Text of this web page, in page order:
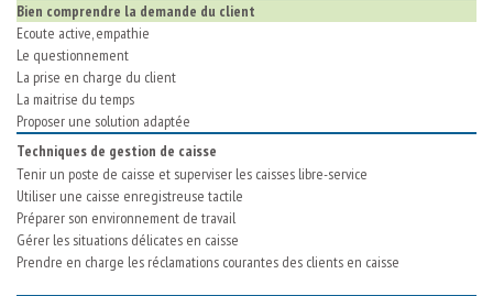
Bien comprendre la demande du client
Ecoute active, empathie
Le questionnement
La prise en charge du client
La maitrise du temps
Proposer une solution adaptée
Techniques de gestion de caisse
Tenir un poste de caisse et superviser les caisses libre-service
Utiliser une caisse enregistreuse tactile
Préparer son environnement de travail
Gérer les situations délicates en caisse
Prendre en charge les réclamations courantes des clients en caisse